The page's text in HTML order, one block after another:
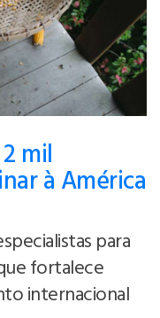
mil
à América
para
fortalece
internacional